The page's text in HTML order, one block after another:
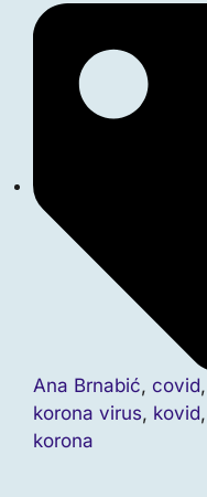
Ana Brnabić, covid,
korona virus, kovid,
korona